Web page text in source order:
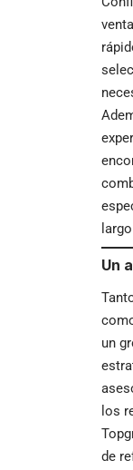
Un
un
los
de